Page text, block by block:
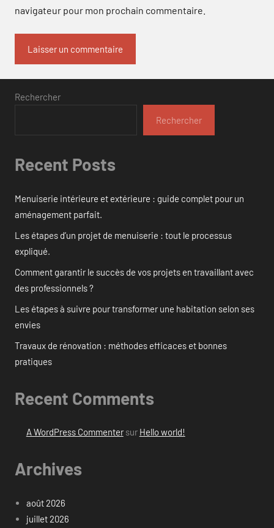
navigateur pour mon prochain commentaire.
Rechercher
Rechercher
Recent Posts
Menuiserie intérieure et extérieure : guide complet pour un
aménagement parfait.
Les étapes d’un projet de menuiserie : tout le processus
expliqué.
Comment garantir le succès de vos projets en travaillant avec
des professionnels ?
Les étapes à suivre pour transformer une habitation selon ses
envies
Travaux de rénovation : méthodes efficaces et bonnes
pratiques
Recent Comments
A WordPress Commentersur Hello world!
Archives
août 2026
juillet 2026